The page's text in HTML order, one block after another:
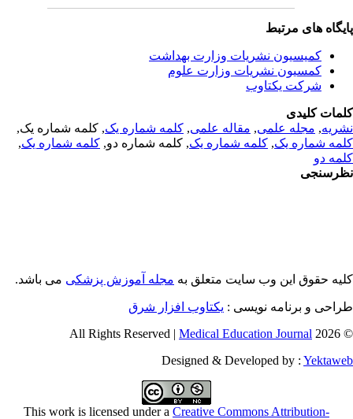
های مرتبط
کمیسیون نشریات وزارت بهداشت
کمسیون نشریات وزارت علوم
شرکت یکتاوب
کلیدی
,مجله علمی, مقاله علمی, کلمه شماره یک, کلمه شماره یک,
شماره یک,کلمه شماره یک, کلمه شماره دو,کلمه شماره یک,
دو
حقوق این وب سایت متعلق بهمجله آموزش پزشکیمی باشد.
و برنامه نویسی : یکتاوب افزار شرق
©
Medical Education Journal
Designed & Developed by :
This work is licensed under aCreative Commons Attribution-